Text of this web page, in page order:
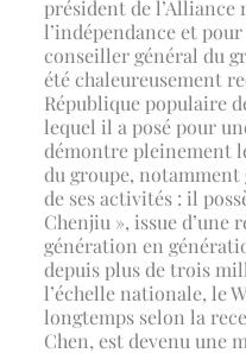
président de
l’indépendance et
conseiller général du
été chaleureusement
République populaire
lequel il a posé pour
démontre pleinement
du groupe,
de ses activités : il
Chenjiu », issue d’une
génération en
depuis plus de trois
l’échelle nationale, le
longtemps selon la
Chen, est devenu une